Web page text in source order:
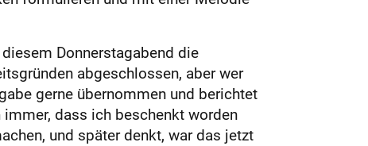
Donnerstagabend die
abgeschlossen, aber wer
gerne übernommen und berichtet
dass ich beschenkt worden
und später denkt, war das jetzt